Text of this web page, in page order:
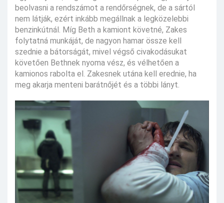
beolvasni a rendszámot a rendőrségnek, de a sártól
nem látják, ezért inkább megállnak a legközelebbi
benzinkútnál. Míg Beth a kamiont követné, Zakes
folytatná munkáját, de nagyon hamar össze kell
szednie a bátorságát, mivel végső civakodásukat
követően Bethnek nyoma vész, és vélhetően a
kamionos rabolta el. Zakesnek utána kell erednie, ha
meg akarja menteni barátnőjét és a többi lányt.